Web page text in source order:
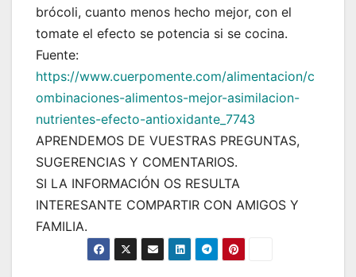
brócoli, cuanto menos hecho mejor, con el
tomate el efecto se potencia si se cocina.
Fuente:
https://www.cuerpomente.com/alimentacion/c
ombinaciones-alimentos-mejor-asimilacion-
nutrientes-efecto-antioxidante_7743
APRENDEMOS DE VUESTRAS PREGUNTAS,
SUGERENCIAS Y COMENTARIOS.
SI LA INFORMACIÓN OS RESULTA
INTERESANTE COMPARTIR CON AMIGOS Y
FAMILIA.